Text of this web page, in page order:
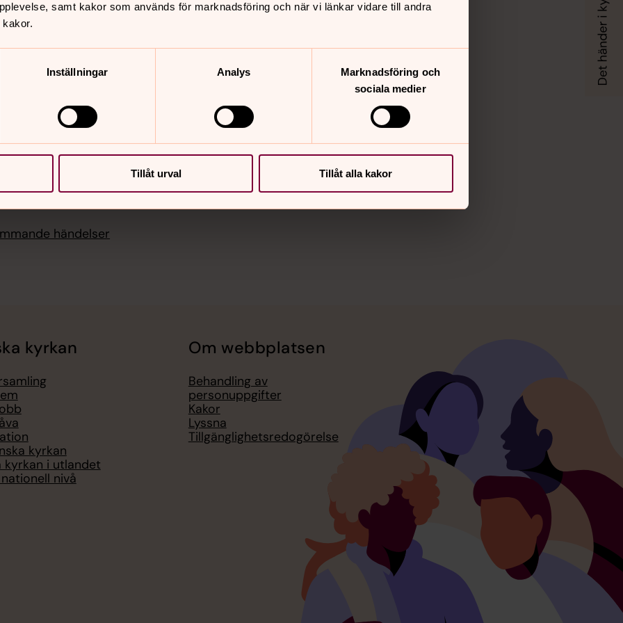
samt kakor som används för marknadsföring och när vi länkar vidare till andra
Inställningar Analys
Marknadsföring och
sociala medier
Tillåt urval Tillåt alla kakor
i Jukkasjärvi kyrka,
kyrka
som huvudgudstjänst
i Tornehamns kyrka,
Kivitieva, Övre
händelser
kyrkan
kyrkan
kyrkan i utlandet
nivå
Om webbplatsen
Behandling av
personuppgifter
Kakor
Lyssna
Tillgänglighetsredogörelse